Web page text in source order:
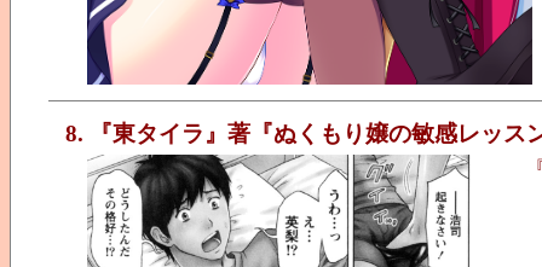
8. 『東タイラ』著『ぬくもり嬢の敏感レッス